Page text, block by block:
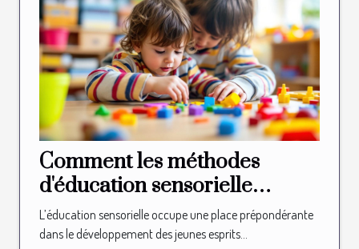
Comment les méthodes
d'éducation sensorielle
façonnent-elles les jeunes
esprits ?
L’éducation sensorielle occupe une place prépondérante
dans le développement des jeunes esprits...